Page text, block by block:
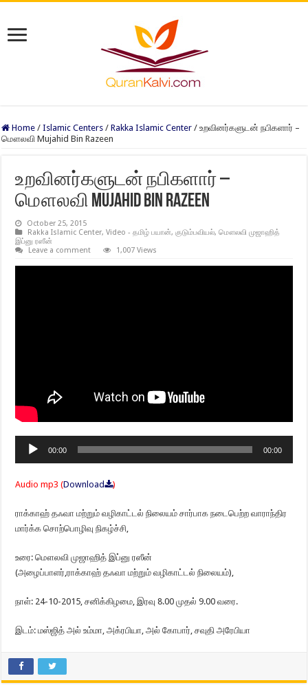
Home / Islamic Centers / Rakka Islamic Center / உறவினர்களுடன் நபிகளார் –
மௌலவி Mujahid Bin Razeen
உறவினர்களுடன் நபிகளார் –
மௌலவி Mujahid Bin Razeen
October 25, 2015
Rakka Islamic Center,Video - தமிழ் பயான்,குடும்பவியல்,மௌலவி முஜாஹித்
இப்னு ரஸீன்
Leave a comment
1,007 Views
Audio
Player
00:00 00:00
Audio mp3 (Download )
ராக்காஹ் தஃவா மற்றும் வழிகாட்டல் நிலையம் சார்பாக நடைபெற்ற வாராந்திர
மார்க்க சொற்பொழிவு நிகழ்ச்சி,
உரை: மௌலவி முஜாஹித் இப்னு ரஸீன்
(அழைப்பாளர்,ராக்காஹ் தஃவா மற்றும் வழிகாட்டல் நிலையம்),
நாள்: 24-10-2015, சனிக்கிழமை, இரவு 8.00 முதல் 9.00 வரை.
இடம்: மஸ்ஜித் அல் உம்மா, அக்ரபியா, அல் கோபார், சவுதி அரேபியா